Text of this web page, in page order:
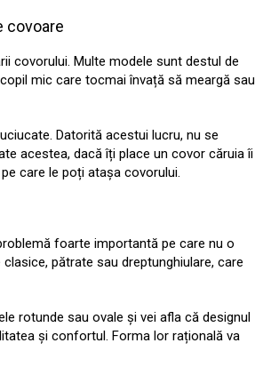
covoare
covorului. Multe modele sunt destul de
mic care tocmai învață să meargă sau
Datorită acestui lucru, nu se
acestea, dacă îți place un covor căruia îi
care le poți atașa covorului.
foarte importantă pe care nu o
pătrate sau dreptunghiulare, care
rotunde sau ovale și vei afla că designul
și confortul. Forma lor rațională va